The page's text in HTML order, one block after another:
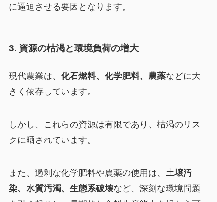
に逼迫させる要因となります。
3. 資源の枯渇と環境負荷の増大
現代農業は、 化石燃料、化学肥料、農薬などに大
きく依存しています。
しかし、これらの資源は有限であり、枯渇のリス
クに晒されています。
また、過剰な化学肥料や農薬の使用は、
土壌汚
染、水質汚濁、生態系破壊など、深刻な環境問題